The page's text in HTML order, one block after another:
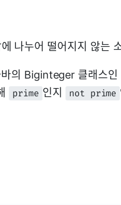
나누어 떨어지지 않는
의 Biginteger 클래스인
prime 인지 not prime